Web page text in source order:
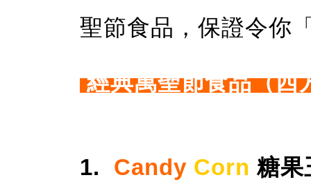
聖節食品，保證令你
經典萬聖節食品（西
1. Candy Corn 糖果